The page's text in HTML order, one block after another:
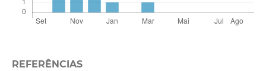
REFERÊNCIAS